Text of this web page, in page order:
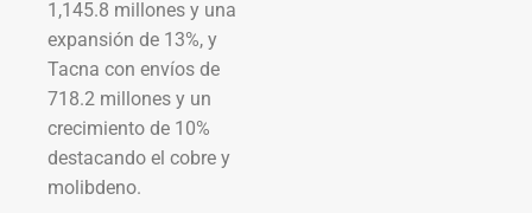
1,145.8 millones y una
expansión de 13%, y
Tacna con envíos de
718.2 millones y un
crecimiento de 10%
destacando el cobre y
molibdeno.